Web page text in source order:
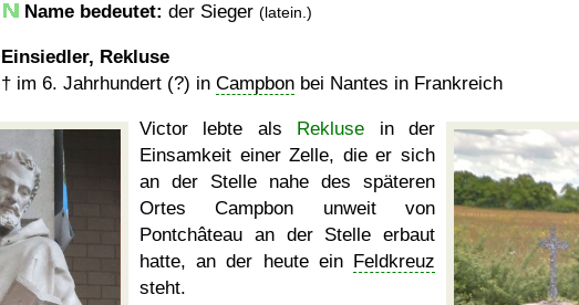
Name bedeutet: der Sieger (latein.)
Einsiedler, Rekluse
† im 6. Jahrhundert (?) in Campbon bei Nantes in Frankreich
Victor lebte als Rekluse in der
Einsamkeit einer Zelle, die er sich
an der Stelle nahe des späteren
Ortes Campbon unweit von
Pontchâteau an der Stelle erbaut
hatte, an der heute ein Feldkreuz
steht.